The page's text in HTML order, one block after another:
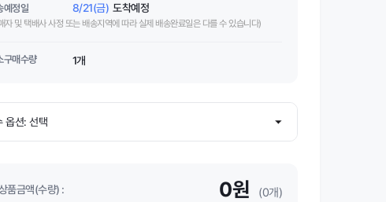
예정일 8/21(금) 도착예정
자 및 택배사 사정 또는 배송지역에 따라 실제 배송완료일은 다를 수 있습니다)
구매수량 1개
품금액(수량) : 0원 (0개)